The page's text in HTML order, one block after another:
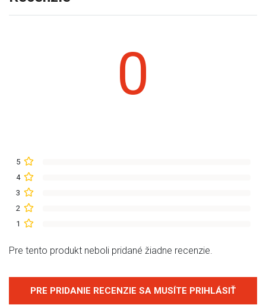
0
5
4
3
2
1
Pre tento produkt neboli pridané žiadne recenzie.
PRE PRIDANIE RECENZIE SA MUSÍTE PRIHLÁSIŤ